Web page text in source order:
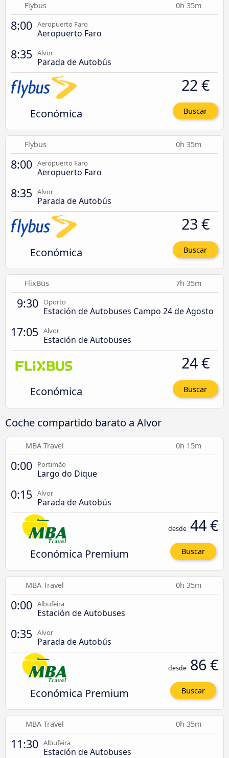
Flybus 0h 35m
8:00 Aeropuerto Faro
Aeropuerto Faro
8:35 Alvor
Parada de Autobús
Económica
22 €
Buscar
Flybus 0h 35m
8:00 Aeropuerto Faro
Aeropuerto Faro
8:35 Alvor
Parada de Autobús
Económica
23 €
Buscar
FlixBus 7h 35m
9:30 Oporto
Estación de Autobuses Campo 24 de Agosto
17:05 Alvor
Estación de Autobuses
Económica
24 €
Buscar
Coche compartido barato a Alvor
MBA Travel 0h 15m
0:00 Portimão
Largo do Dique
0:15 Alvor
Parada de Autobús
Económica Premium
desde 44 €
Buscar
MBA Travel 0h 35m
0:00 Albufeira
Estación de Autobuses
0:35 Alvor
Parada de Autobús
Económica Premium
desde 86 €
Buscar
MBA Travel 0h 35m
11:30 Albufeira
Estación de Autobuses